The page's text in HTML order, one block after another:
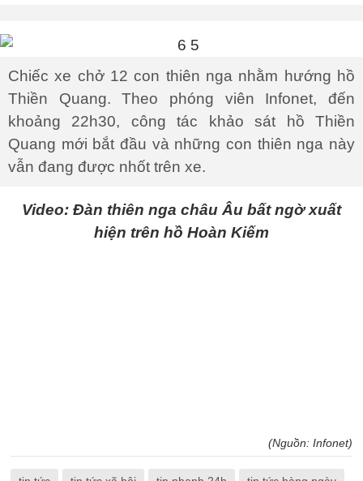
Chiếc xe chở 12 con thiên nga nhằm hướng hồ
Thiền Quang. Theo phóng viên Infonet, đến
khoảng 22h30, công tác khảo sát hồ Thiền
Quang mới bắt đầu và những con thiên nga này
vẫn đang được nhốt trên xe.
Video: Đàn thiên nga châu Âu bất ngờ xuất
hiện trên hồ Hoàn Kiếm
(Nguồn: Infonet)